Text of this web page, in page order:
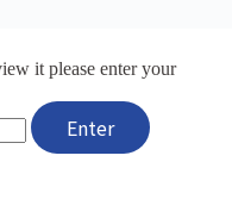
it please enter your